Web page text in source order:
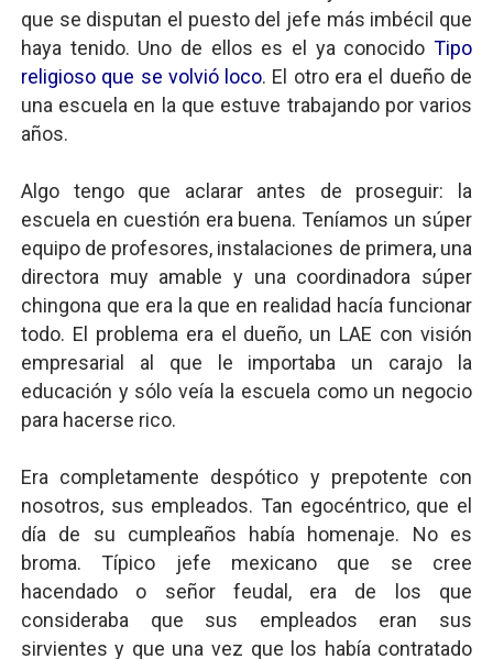
Panorama del nuevo fascismo mundial: Verano de 2026
Llévenmelo fuchachos: El adiós a 'THE BOYS'
La falacia etimológica
Mario: La epopeya del fontanero - Parte II
Mario: La epopeya del fontanero - Parte I
que se disputan el puesto del jefe más imbécil que
haya tenido. Uno de ellos es el ya conocidoTipo
religioso que se volvió loco. El otro era el dueño de
una escuela en la que estuve trabajando por varios
años.
Algo tengo que aclarar antes de proseguir: la
escuela en cuestión era buena. Teníamos un súper
equipo de profesores, instalaciones de primera, una
directora muy amable y una coordinadora súper
chingona que era la que en realidad hacía funcionar
todo. El problema era el dueño, un LAE con visión
empresarial al que le importaba un carajo la
educación y sólo veía la escuela como un negocio
para hacerse rico.
Era completamente despótico y prepotente con
nosotros, sus empleados. Tan egocéntrico, que el
día de su cumpleaños había homenaje. No es
broma. Típico jefe mexicano que se cree
hacendado o señor feudal, era de los que
consideraba que sus empleados eran sus
sirvientes y que una vez que los había contratado